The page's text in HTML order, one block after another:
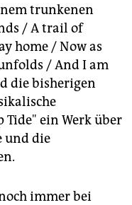
trunkenen
/ A trail of
home / Now as
/ And I am
die bisherigen
Tide" ein Werk über
und die
immer bei